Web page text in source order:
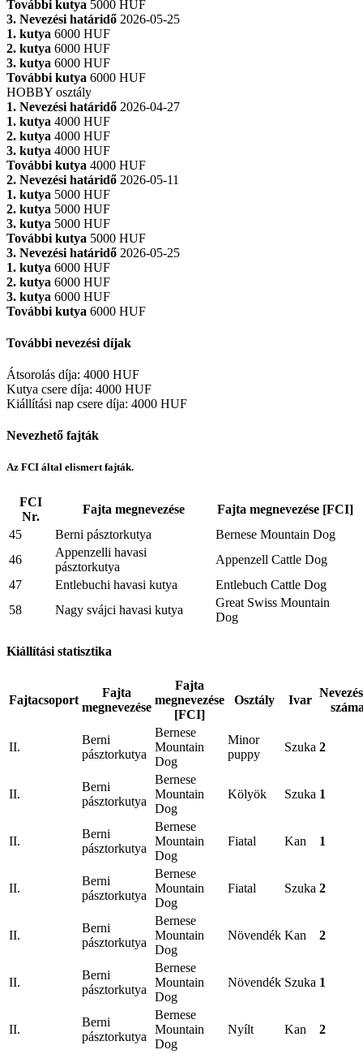
További kutya 5000 HUF
3. Nevezési határidő 2026-05-25
1. kutya 6000 HUF
2. kutya 6000 HUF
3. kutya 6000 HUF
További kutya 6000 HUF
HOBBY osztály
1. Nevezési határidő 2026-04-27
1. kutya 4000 HUF
2. kutya 4000 HUF
3. kutya 4000 HUF
További kutya 4000 HUF
2. Nevezési határidő 2026-05-11
1. kutya 5000 HUF
2. kutya 5000 HUF
3. kutya 5000 HUF
További kutya 5000 HUF
3. Nevezési határidő 2026-05-25
1. kutya 6000 HUF
2. kutya 6000 HUF
3. kutya 6000 HUF
További kutya 6000 HUF
További nevezési díjak
Átsorolás díja: 4000 HUF
Kutya csere díja: 4000 HUF
Kiállítási nap csere díja: 4000 HUF
Nevezhető fajták
Az FCI által elismert fajták.
FCI
Nr.
Fajta megnevezése
Fajta megnevezése [FCI]
45
Berni pásztorkutya
Bernese Mountain Dog
46
Appenzelli havasi
pásztorkutya
Appenzell Cattle Dog
47
Entlebuchi havasi kutya
Entlebuch Cattle Dog
58
Nagy svájci havasi kutya
Great Swiss Mountain
Dog
Kiállítási statisztika
Fajtacsoport
Fajta
megnevezése
Fajta
megnevezése
[FCI]
Osztály Ivar
II.
Berni
pásztorkutya
Bernese
Mountain
Dog
Minor
puppy
Szuka 2
II.
Berni
pásztorkutya
Bernese
Mountain
Dog
Kölyök Szuka 1
II.
Berni
pásztorkutya
Bernese
Mountain
Dog
Fiatal Kan 1
II.
Berni
pásztorkutya
Bernese
Mountain
Dog
Fiatal Szuka 2
II.
Berni
pásztorkutya
Bernese
Mountain
Dog
Növendék Kan 2
II.
Berni
pásztorkutya
Bernese
Mountain
Dog
Növendék Szuka 1
II.
Berni
pásztorkutya
Bernese
Mountain
Dog
Nyílt Kan 2